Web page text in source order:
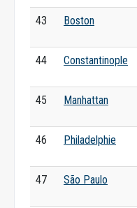
43 Boston
44 Constantinople
45 Manhattan
46 Philadelphie
47 São Paulo